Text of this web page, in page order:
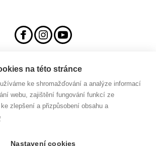
sál Hraničář, spolek
Prokopa Diviše 1812/7
400 01 Ústí nad Labem
+420 776 448 308
na této stránce
ke shromažďování a analýze informací
webu, zajištění fungování funkcí ze
zlepšení a přizpůsobení obsahu a
Nastavení cookies